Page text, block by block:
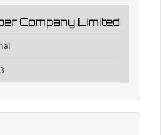
Company Limited